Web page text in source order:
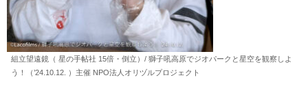
組立望遠鏡（ 星の手帖社 15倍・倒立）/ 獅子吼高原でジオパークと星空を観察しよ
う！（’24.10.12. ）主催 NPO法人オリヅルプロジェクト